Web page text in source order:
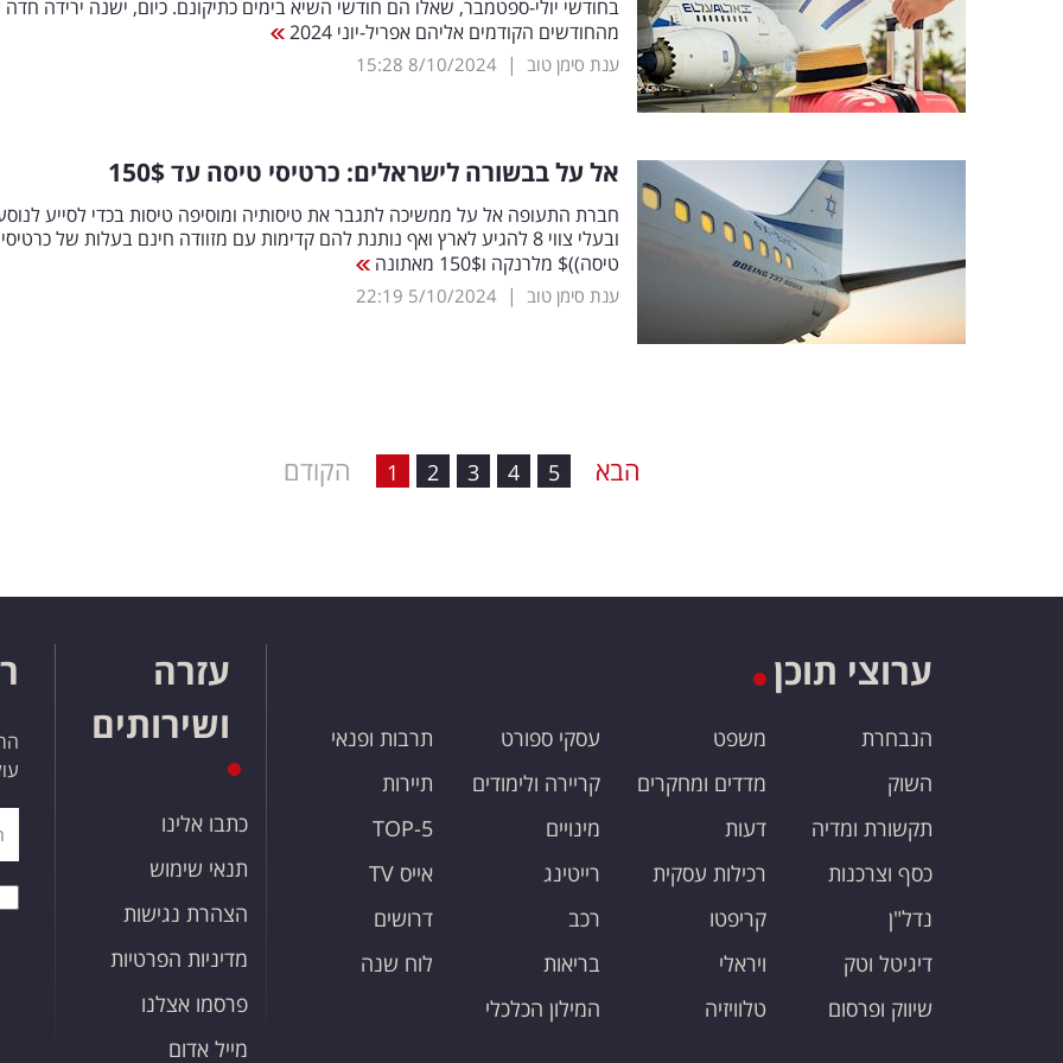
בחודשי יולי-ספטמבר, שאלו הם חודשי השיא בימים כתיקונם. כיום, ישנה ירידה חדה
מהחודשים הקודמים אליהם אפריל-יוני 2024
ענת סימן טוב |
8/10/2024
15:28
אל על בבשורה לישראלים: כרטיסי טיסה עד 150$
חברת התעופה אל על ממשיכה לתגבר את טיסותיה ומוסיפה טיסות בכדי לסייע
ובעלי צווי 8 להגיע לארץ ואף נותנת להם קדימות עם מזוודה חינם בעלות של כרטיסי
טיסה))$ מלרנקה ו150$ מאתונה
ענת סימן טוב |
5/10/2024
22:19
הקודם 1 2 3 4 5 הבא
ערוצי תוכן
הנבחרת
השוק
תקשורת ומדיה
כסף וצרכנות
נדל"ן
דיגיטל וטק
שיווק ופרסום
משפט
מדדים ומחקרים
דעות
רכילות עסקית
קריפטו
ויראלי
טלוויזיה
עסקי ספורט
קריירה ולימודים
מינויים
רייטינג
רכב
בריאות
המילון הכלכלי
תרבות ופנאי
תיירות
TOP-5
אייס TV
דרושים
לוח שנה
עזרה
ושירותים
כתבו אלינו
תנאי שימוש
הצהרת נגישות
מדיניות הפרטיות
פרסמו אצלנו
מייל אדום